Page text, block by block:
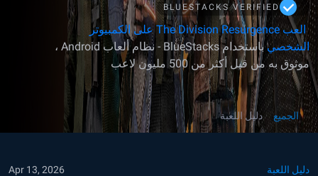
BLUESTACKS VERIFIED
العب The Division Resurgence على الكمبيوتر
الشخصي
باستخدام BlueStacks - نظام ألعاب Android ،
موثوق به من قبل أكثر من 500 مليون لاعب
الجميع دليل اللعبة
دليل اللعبة Apr 13, 2026